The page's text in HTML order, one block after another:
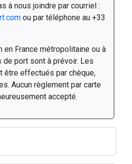
à nous joindre par courriel :
ou par téléphone au +33
en France métropolitaine ou à
de port sont à prévoir. Les
être effectués par chèque,
Aucun règlement par carte
accepté.